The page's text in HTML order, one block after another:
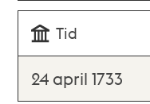
Tid
24 april 1733